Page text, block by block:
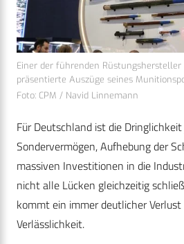
Einer der führenden Rüstungshersteller
präsentierte Auszüge seines
Foto: CPM / Navid Linnemann
Für Deutschland ist die
Sondervermögen, Aufhebung der
massiven Investitionen in die
nicht alle Lücken gleichzeitig
kommt ein immer deutlicher
Verlässlichkeit.